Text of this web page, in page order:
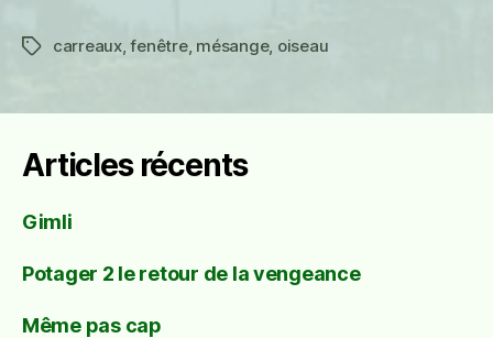
Étiquettes
carreaux,fenêtre, mésange, oiseau
Articles récents
Gimli
Potager 2 le retour de la vengeance
Même pas cap